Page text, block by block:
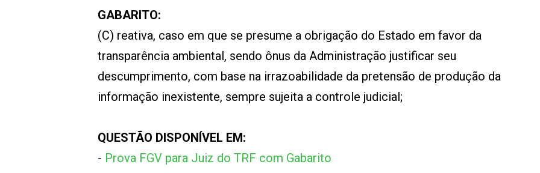
GABARITO:
(C) reativa, caso em que se presume a obrigação do Estado em favor da
transparência ambiental, sendo ônus da Administração justificar seu
descumprimento, com base na irrazoabilidade da pretensão de produção da
informação inexistente, sempre sujeita a controle judicial;
QUESTÃO DISPONÍVEL EM:
- Prova FGV para Juiz do TRF com Gabarito